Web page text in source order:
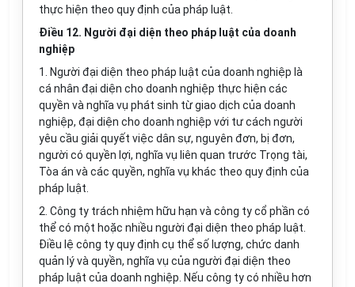
thực hiện theo quy định của pháp luật.
Điều 12. Người đại diện theo pháp luật của doanh
nghiệp
1. Người đại diện theo pháp luật của doanh nghiệp là
cá nhân đại diện cho doanh nghiệp thực hiện các
quyền và nghĩa vụ phát sinh từ giao dịch của doanh
nghiệp, đại diện cho doanh nghiệp với tư cách người
yêu cầu giải quyết việc dân sự, nguyên đơn, bị đơn,
người có quyền lợi, nghĩa vụ liên quan trước Trọng tài,
Tòa án và các quyền, nghĩa vụ khác theo quy định của
pháp luật.
2. Công ty trách nhiệm hữu hạn và công ty cổ phần có
thể có một hoặc nhiều người đại diện theo pháp luật.
Điều lệ công ty quy định cụ thể số lượng, chức danh
quản lý và quyền, nghĩa vụ của người đại diện theo
pháp luật của doanh nghiệp. Nếu công ty có nhiều hơn